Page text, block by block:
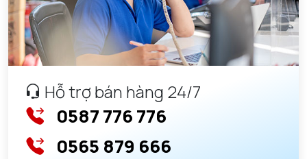
Hỗ trợ bán hàng 24/7
0587 776 776
0565 879 666